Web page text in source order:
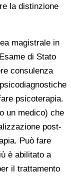
la distinzione
magistrale in
di Stato
consulenza
psicoterapia.
un medico) che
post-
Può fare
è abilitato a
il trattamento